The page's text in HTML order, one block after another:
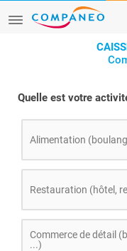
Quelle est votre
Alimentation
Restauration (hôtel,
Commerce de détail
...)